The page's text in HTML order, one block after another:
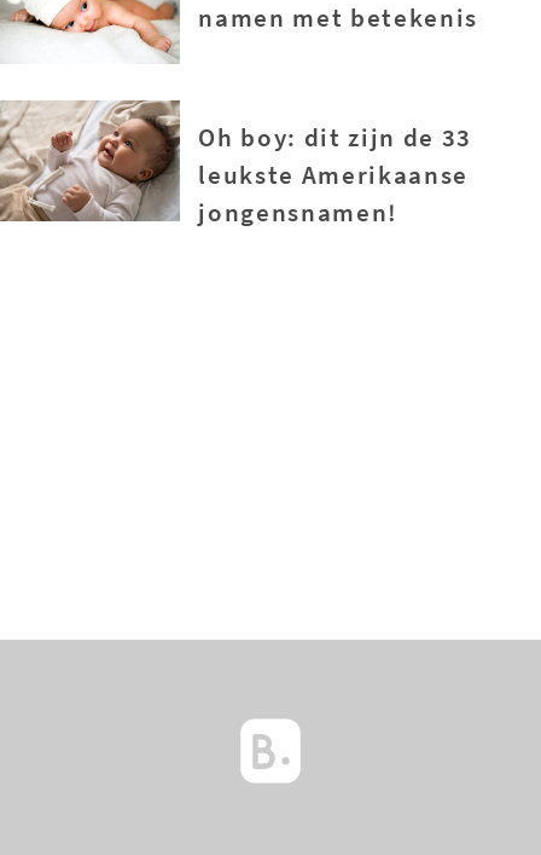
namen met betekenis
Oh boy: dit zijn de 33
leukste Amerikaanse
jongensnamen!